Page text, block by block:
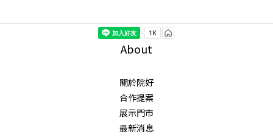
About
關於院好
合作提案
展示門市
最新消息